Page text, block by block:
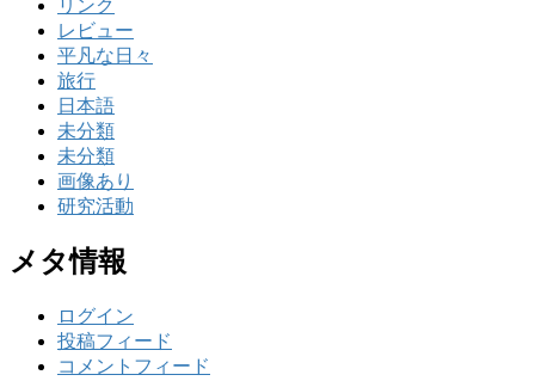
リンク
レビュー
平凡な日々
旅行
日本語
未分類
未分類
画像あり
研究活動
メタ情報
ログイン
投稿フィード
コメントフィード